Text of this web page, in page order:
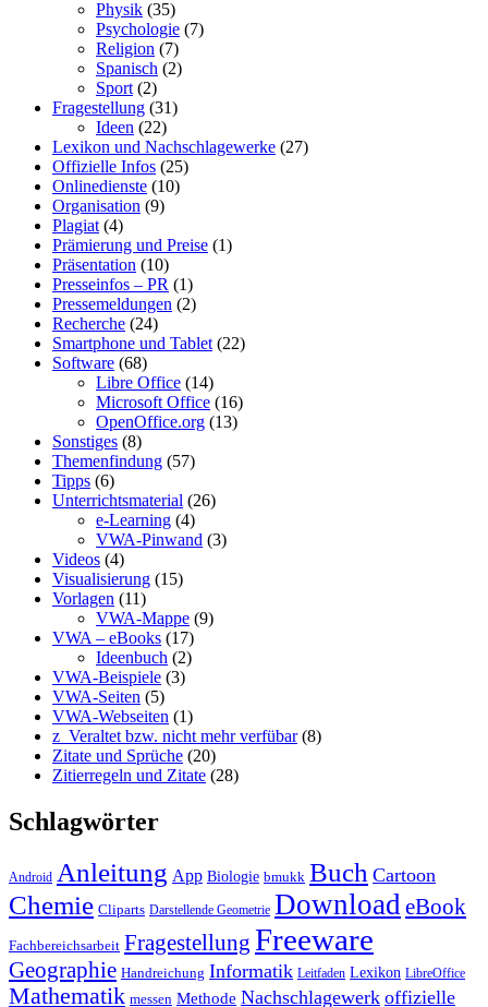
Physik (35)
Psychologie (7)
Religion (7)
Spanisch (2)
Sport (2)
Fragestellung (31)
Ideen (22)
Lexikon und Nachschlagewerke (27)
Offizielle Infos (25)
Onlinedienste (10)
Organisation (9)
Plagiat (4)
Prämierung und Preise (1)
Präsentation (10)
Presseinfos – PR (1)
Pressemeldungen (2)
Recherche (24)
Smartphone und Tablet (22)
Software (68)
Libre Office (14)
Microsoft Office (16)
OpenOffice.org (13)
Sonstiges (8)
Themenfindung (57)
Tipps (6)
Unterrichtsmaterial (26)
e-Learning (4)
VWA-Pinwand (3)
Videos (4)
Visualisierung (15)
Vorlagen (11)
VWA-Mappe (9)
VWA – eBooks (17)
Ideenbuch (2)
VWA-Beispiele (3)
VWA-Seiten (5)
VWA-Webseiten (1)
z_Veraltet bzw. nicht mehr verfübar(8)
Zitate und Sprüche (20)
Zitierregeln und Zitate (28)
Schlagwörter
Android Anleitung App Biologie bmukk Buch Cartoon
Chemie Cliparts Darstellende Geometrie DownloadeBook
Fachbereichsarbeit Fragestellung Freeware
Geographie Handreichung Informatik Leitfaden Lexikon LibreOffice
Mathematik messen Methode Nachschlagewerk offizielle